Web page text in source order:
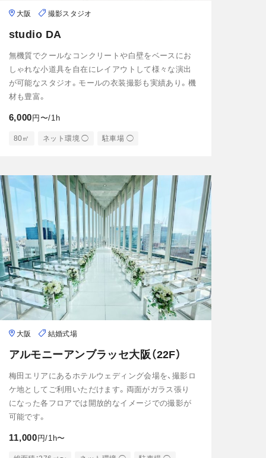
大阪 撮影スタジオ
studio DA
無機質でクールなコンクリートや白壁をベースにお
しゃれな小道具を自在にレイアウトして様々な演出
が可能なスタジオ。モールの衣装撮影も実績あり。機
材も豊富。
6,000 円〜/1h
80㎡ ネット環境 ◯ 駐車場 ◯
大阪 結婚式場
アルモニーアンブラッセ大阪（22F）
梅田エリアにあるホテルウェディング会場を、撮影ロ
ケ地としてご利用いただけます。両面がガラス張り
になった各フロアでは開放的なイメージでの撮影が
可能です。
11,000円/1h〜